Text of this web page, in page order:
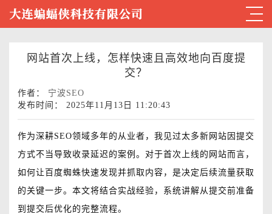
网站首次上线，怎样快速且高效地向百度提
交？
作者： 宁波SEO
发布时间： 2025年11月13日 11:20:43
作为深耕SEO领域多年的从业者，我见过太多新网站因提交
方式不当导致收录延迟的案例。对于首次上线的网站而言，
如何让百度蜘蛛快速发现并抓取内容，是决定后续流量获取
的关键一步。本文将结合实战经验，系统讲解从提交前准备
到提交后优化的完整流程。